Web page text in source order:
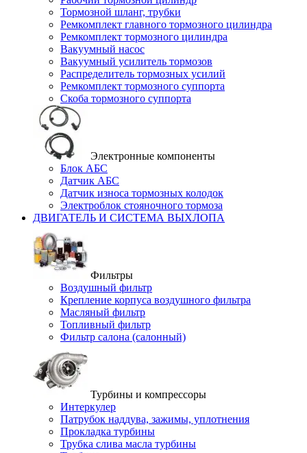
Тормозной шланг, трубки
Ремкомплект главного тормозного цилиндра
Ремкомплект тормозного цилиндра
Вакуумный насос
Вакуумный усилитель тормозов
Распределитель тормозных усилий
Ремкомплект тормозного суппорта
Скоба тормозного суппорта
Электронные компоненты
Блок АБС
Датчик АБС
Датчик износа тормозных колодок
Электроблок стояночного тормоза
ДВИГАТЕЛЬ И СИСТЕМА ВЫХЛОПА
Фильтры
Воздушный фильтр
Крепление корпуса воздушного фильтра
Масляный фильтр
Топливный фильтр
Фильтр салона (салонный)
Турбины и компрессоры
Интеркулер
Патрубок наддува, зажимы, уплотнения
Прокладка турбины
Трубка слива масла турбины